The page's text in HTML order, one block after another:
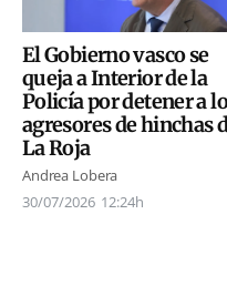
El Gobierno vasco se
queja a Interior de la
Policía por detener a
agresores de hinchas
La Roja
Andrea Lobera
30/07/2026 12:24h